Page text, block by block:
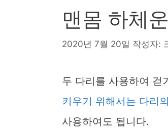
맨몸 하체
2020년 7월 20일 작성자:
두 다리를 사용하여 걷
키우기 위해서는 다리
사용하여도 됩니다.